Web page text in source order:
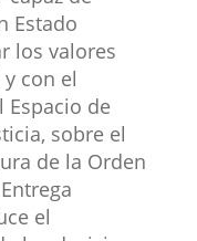
Estado
los valores
con el
de
sobre el
de la Orden
el